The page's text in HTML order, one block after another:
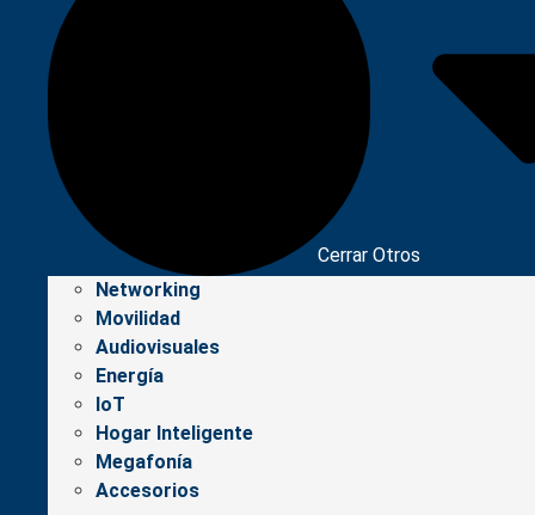
Cerrar Otros
Networking
Movilidad
Audiovisuales
Energía
IoT
Hogar Inteligente
Megafonía
Accesorios